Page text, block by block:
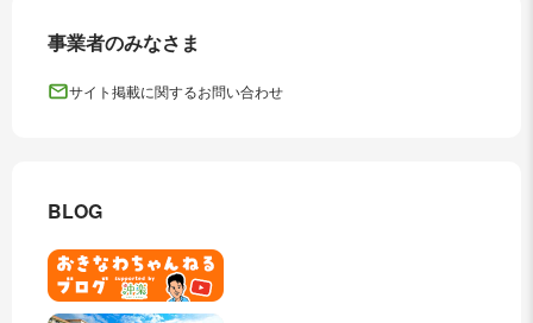
事業者のみなさま
サイト掲載に関するお問い合わせ
BLOG